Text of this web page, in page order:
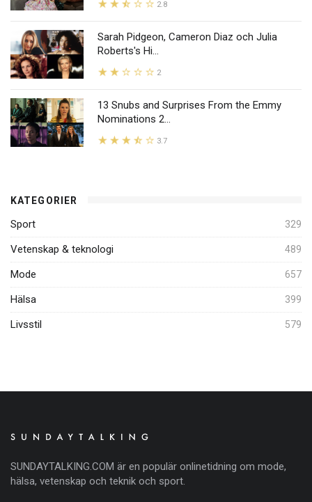
2.8
Sarah Pidgeon, Cameron Diaz och Julia
Roberts's Hi...
2
13 Snubs and Surprises From the Emmy
Nominations 2...
3.7
KATEGORIER
Sport 329
Vetenskap & teknologi 489
Mode 657
Hälsa 399
Livsstil 579
SUNDAYTALKING.COM är en populär onlinetidning om mode,
hälsa, vetenskap och teknik och sport.